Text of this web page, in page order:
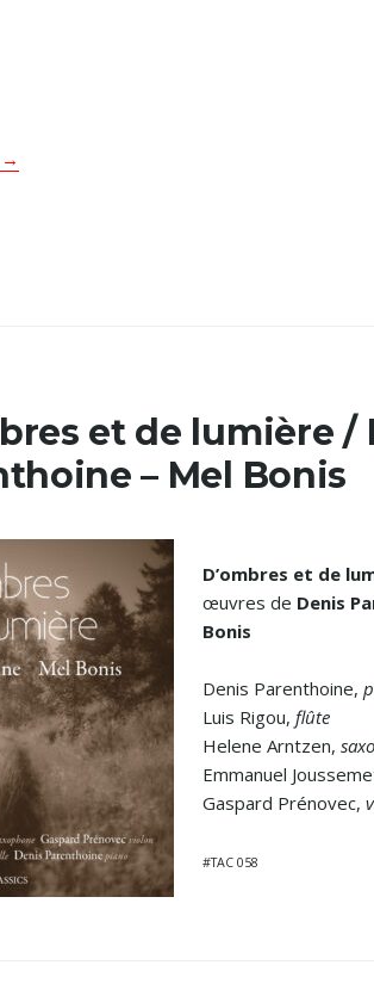
→
et de lumière /
– Mel Bonis
D’ombres et de
œuvres de Denis
Bonis
Denis Parenthoine,
Luis Rigou, flûte
Helene Arntzen,
Emmanuel
Gaspard Prénovec,
#TAC 058